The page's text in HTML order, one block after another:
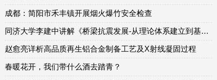
成都：简阳市禾丰镇开展烟火爆竹安全检查
同济大学李建中讲解《桥梁抗震发展-从理论体系建立到基于性能的
赵愈亮详析高品质再生铝合金制备工艺及X射线凝固过程
春暖花开，我们带什么酒去踏青？